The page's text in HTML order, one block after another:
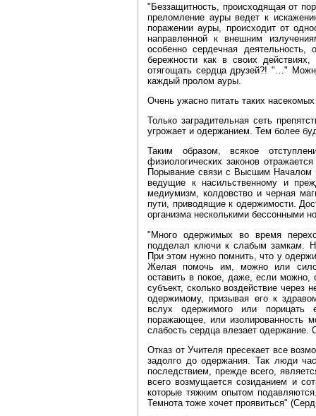
"Беззащитность, происходящая от
преломление ауры ведет к
поражении ауры, происходит от
направленной к внешним
особенно сердечная
бережности как в своих
отягощать сердца друзей?! "…"
каждый пролом ауры.
Очень ужасно питать таких
Только заградительная сеть
угрожает и одержанием. Тем более
Таким образом, всякое
физиологических законов
Порывание связи с Высшим Началом
ведущие к насильственному и
медиумизм, колдовство и черная
пути, приводящие к одержимости.
организма несколькими бессонными
"Много одержимых во время
подделал ключи к слабым замкам.
При этом нужно помнить, что у
Желая помочь им, можно или
оставить в покое, даже, если
субъект, сколько воздействие через
одержимому, призывая его к
вслух одержимого или порицать
поражающее, или изолированность
слабость сердца влезает одержание.
Отказ от Учителя пресекает все
задолго до одержания. Так люди
последствием, прежде всего,
всего возмущается созиданием и
которые тяжким опытом
Темнота тоже хочет проявиться"